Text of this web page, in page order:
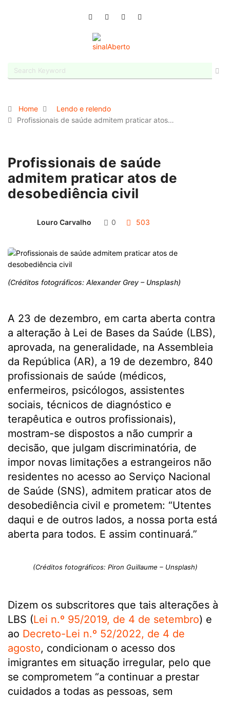
Home
Lendo e relendo
Profissionais de saúde admitem praticar atos…
Profissionais de saúde
admitem praticar atos de
desobediência civil
Louro Carvalho 0 503
(Créditos fotográficos: Alexander Grey – Unsplash)
A 23 de dezembro, em carta aberta contra
a alteração à Lei de Bases da Saúde (LBS),
aprovada, na generalidade, na Assembleia
da República (AR), a 19 de dezembro, 840
profissionais de saúde (médicos,
enfermeiros, psicólogos, assistentes
sociais, técnicos de diagnóstico e
terapêutica e outros profissionais),
mostram-se dispostos a não cumprir a
decisão, que julgam discriminatória, de
impor novas limitações a estrangeiros não
residentes no acesso ao Serviço Nacional
de Saúde (SNS), admitem praticar atos de
desobediência civil e prometem: “Utentes
daqui e de outros lados, a nossa porta está
aberta para todos. E assim continuará.”
(Créditos fotográficos: Piron Guillaume – Unsplash)
Dizem os subscritores que tais alterações à
LBS (Lei n.º 95/2019, de 4 de setembro) e
ao Decreto-Lei n.º 52/2022, de 4 de
agosto, condicionam o acesso dos
imigrantes em situação irregular, pelo que
se comprometem “a continuar a prestar
cuidados a todas as pessoas, sem